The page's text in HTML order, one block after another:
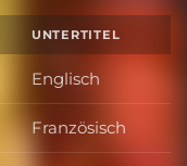
UNTERTITEL
Englisch
Französisch